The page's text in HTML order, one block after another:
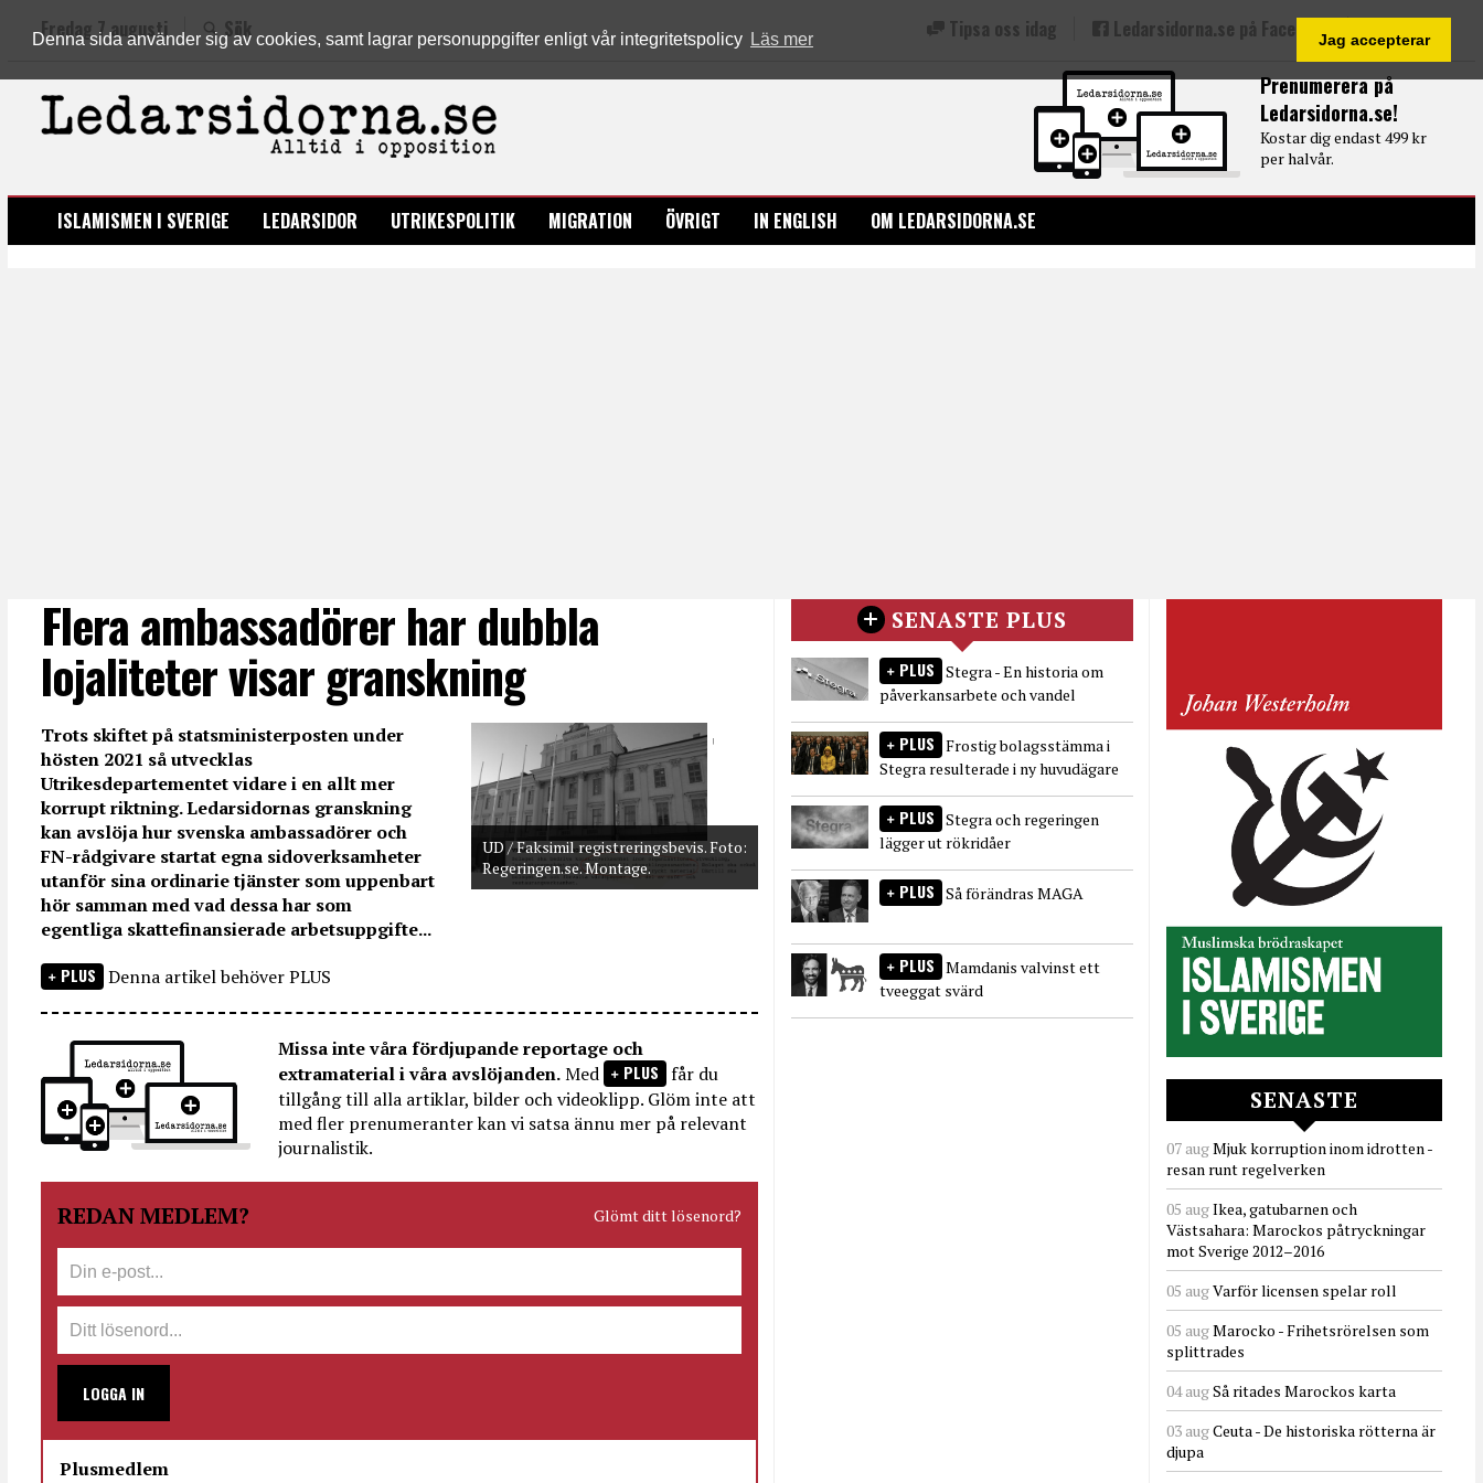
Denna sida använder sig av cookies, samt lagrar personuppgifter enligt vår integritetspolicy Läs mer Jag accepterar
Prenumerera på
Ledarsidorna.se!
Kostar dig endast 499 kr
per halvår.
Fredag 7 augusti Sök Tipsa oss idag Ledarsidorna.se på Facebook
LEDARSIDORNA.SE
ISLAMISMEN I SVERIGE LEDARSIDOR UTRIKESPOLITIK MIGRATION ÖVRIGT IN ENGLISH OM LEDARSIDORNA.SE
Flera ambassadörer har dubbla
lojaliteter visar granskning
UD / Faksimil registreringsbevis. Foto:
Regeringen.se. Montage.
Trots skiftet på statsministerposten under
hösten 2021 så utvecklas
Utrikesdepartementet vidare i en allt mer
korrupt riktning. Ledarsidornas granskning
kan avslöja hur svenska ambassadörer och
FN-rådgivare startat egna sidoverksamheter
utanför sina ordinarie tjänster som uppenbart
hör samman med vad dessa har som
egentliga skattefinansierade arbetsuppgifte...
PLUS Denna artikel behöver PLUS
Missa inte våra fördjupande reportage och
extramaterial i våra avslöjanden.Med PLUS får du
tillgång till alla artiklar, bilder och videoklipp. Glöm inte att
med fler prenumeranter kan vi satsa ännu mer på relevant
journalistik.
REDAN MEDLEM? Glömt ditt lösenord?
LOGGA IN
Plusmedlem
SENASTE PLUS
PLUS Stegra - En historia om
påverkansarbete och vandel
PLUS Frostig bolagsstämma i
Stegra resulterade i ny huvudägare
PLUS Stegra och regeringen
lägger ut rökridåer
PLUS Så förändras MAGA
PLUS Mamdanis valvinst ett
tveeggat svärd
SENASTE
07 augMjuk korruption inom idrotten -
resan runt regelverken
05 augIkea, gatubarnen och
Västsahara: Marockos påtryckningar
mot Sverige 2012–2016
05 augVarför licensen spelar roll
05 augMarocko - Frihetsrörelsen som
splittrades
04 augSå ritades Marockos karta
03 augCeuta - De historiska rötterna är
djupa